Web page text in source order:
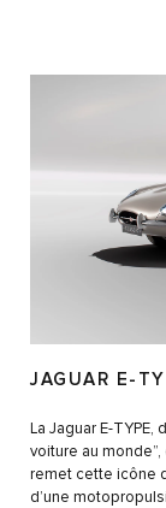
JAGUAR E-
La Jaguar E-
voiture au
remet cette icône
d’une